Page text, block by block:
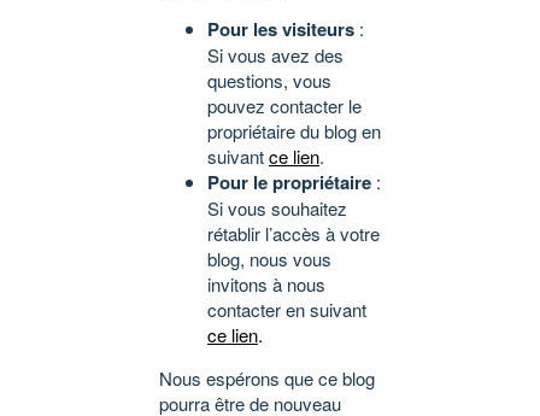
Pour les visiteurs :
Si vous avez des
questions, vous
pouvez contacter le
propriétaire du blog en
suivantce lien.
Pour le propriétaire :
Si vous souhaitez
rétablir l’accès à votre
blog, nous vous
invitons à nous
contacter en suivant
ce lien.
Nous espérons que ce blog
pourra être de nouveau